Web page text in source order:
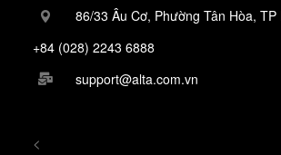
86/33 Âu Cơ, Phường Tân Hòa, TP
+84 (028) 2243 6888
support@alta.com.vn
<